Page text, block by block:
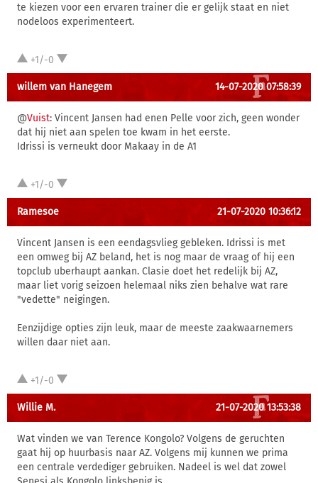
te kiezen voor een ervaren trainer die er gelijk staat en niet
nodeloos experimenteert.
+1/-0
willem van Hanegem 14-07-2020 07:58:39
@Vuist: Vincent Jansen had enen Pelle voor zich, geen wonder
dat hij niet aan spelen toe kwam in het eerste.
Idrissi is verneukt door Makaay in de A1
+1/-0
Ramesoe 21-07-2020 10:36:12
Vincent Jansen is een eendagsvlieg gebleken. Idrissi is met
een omweg bij AZ beland, het is nog maar de vraag of hij een
topclub uberhaupt aankan. Clasie doet het redelijk bij AZ,
maar liet vorig seizoen helemaal niks zien behalve wat rare
"vedette" neigingen.
Eenzijdige opties zijn leuk, maar de meeste zaakwaarnemers
willen daar niet aan.
+1/-0
Willie M. 21-07-2020 13:53:38
Wat vinden we van Terence Kongolo? Volgens de geruchten
gaat hij op huurbasis naar AZ. Volgens mij kunnen we prima
een centrale verdediger gebruiken. Nadeel is wel dat zowel